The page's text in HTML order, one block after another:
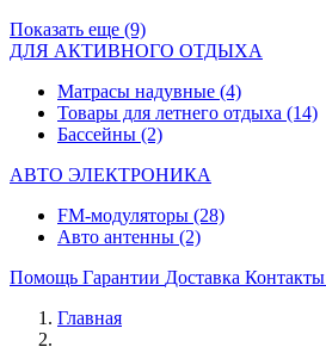
Показать еще (9)
ДЛЯ АКТИВНОГО ОТДЫХА
Матрасы надувные (4)
Товары для летнего отдыха (14)
Бассейны (2)
АВТО ЭЛЕКТРОНИКА
FM-модуляторы (28)
Авто антенны (2)
Помощь Гарантии Доставка Контакты
Главная